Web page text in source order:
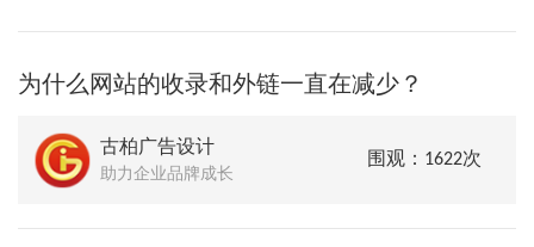
为什么网站的收录和外链一直在减少？
古柏广告设计
助力企业品牌成长
围观：1622次